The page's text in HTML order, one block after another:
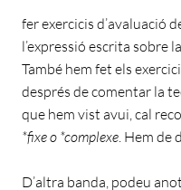
fer exercicis d’avaluació
l’expressió escrita sobre
També hem fet els
després de comentar la
que hem vist avui, cal
*fixe o *complexe. Hem de
D’altra banda, podeu